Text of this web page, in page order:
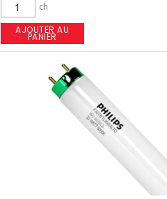
ch
AJOUTER AU
PANIER